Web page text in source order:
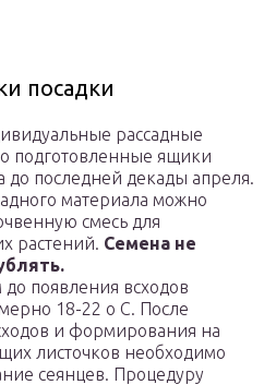
посадки
рассадные
подготовленные ящики
до последней декады апреля.
материала можно
смесь для
растений. Семена не
появления всходов
18-22 о С. После
и формирования на
листочков необходимо
сеянцев. Процедуру